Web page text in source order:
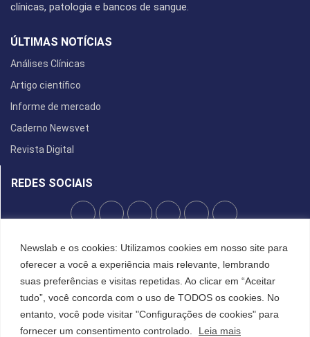
Newslab e os cookies: Utilizamos cookies em nosso site para
oferecer a você a experiência mais relevante, lembrando
suas preferências e visitas repetidas. Ao clicar em “Aceitar
tudo”, você concorda com o uso de TODOS os cookies. No
entanto, você pode visitar "Configurações de cookies" para
fornecer um consentimento controlado.
Leia mais
clínicas, patologia e bancos de sangue.
ÚLTIMAS NOTÍCIAS
Análises Clínicas
Artigo científico
Informe de mercado
Caderno Newsvet
Revista Digital
REDES SOCIAIS
POLÍTICA DE PRIVACIDADE
Cookies
©2022 All Right Reserved. Designed and Developed by FCDesign